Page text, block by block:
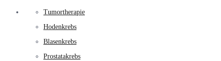
Tumortherapie
Hodenkrebs
Blasenkrebs
Prostatakrebs